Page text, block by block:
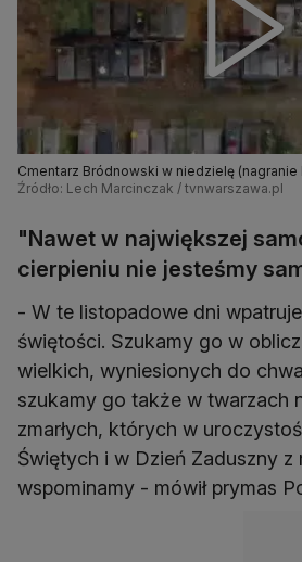
Cmentarz Bródnowski w niedzielę
Źródło: Lech Marcinczak / tvnwarszawa.pl
"Nawet w największej
cierpieniu nie jesteśmy
- W te listopadowe dni
świętości. Szukamy go w
wielkich, wyniesionych do
szukamy go także w twarzach
zmarłych, których w
Świętych i w Dzień Zaduszny z
wspominamy - mówił prymas